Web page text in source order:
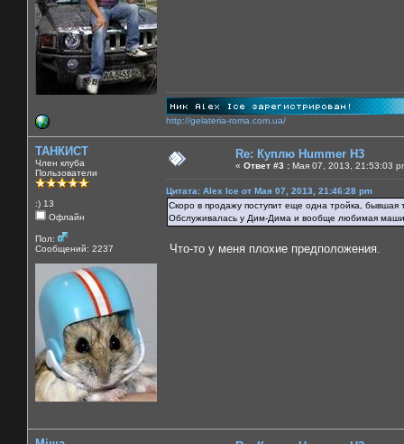
http://gelateria-roma.com.ua/
ТАНКИСТ
Член клуба
Пользователи
:) 13
Офлайн
Пол:
Сообщений: 2237
Re: Куплю Hummer H3
« Ответ #3 : Мая 07, 2013, 21:53:03
Цитата: Alex Ice от Мая 07, 2013, 21:46:28 pm
Скоро в продажу поступит еще одна тройка, бывшая
Обслуживалась у Дим-Дима и вообще любимая
Что-то у меня плохие предположения.